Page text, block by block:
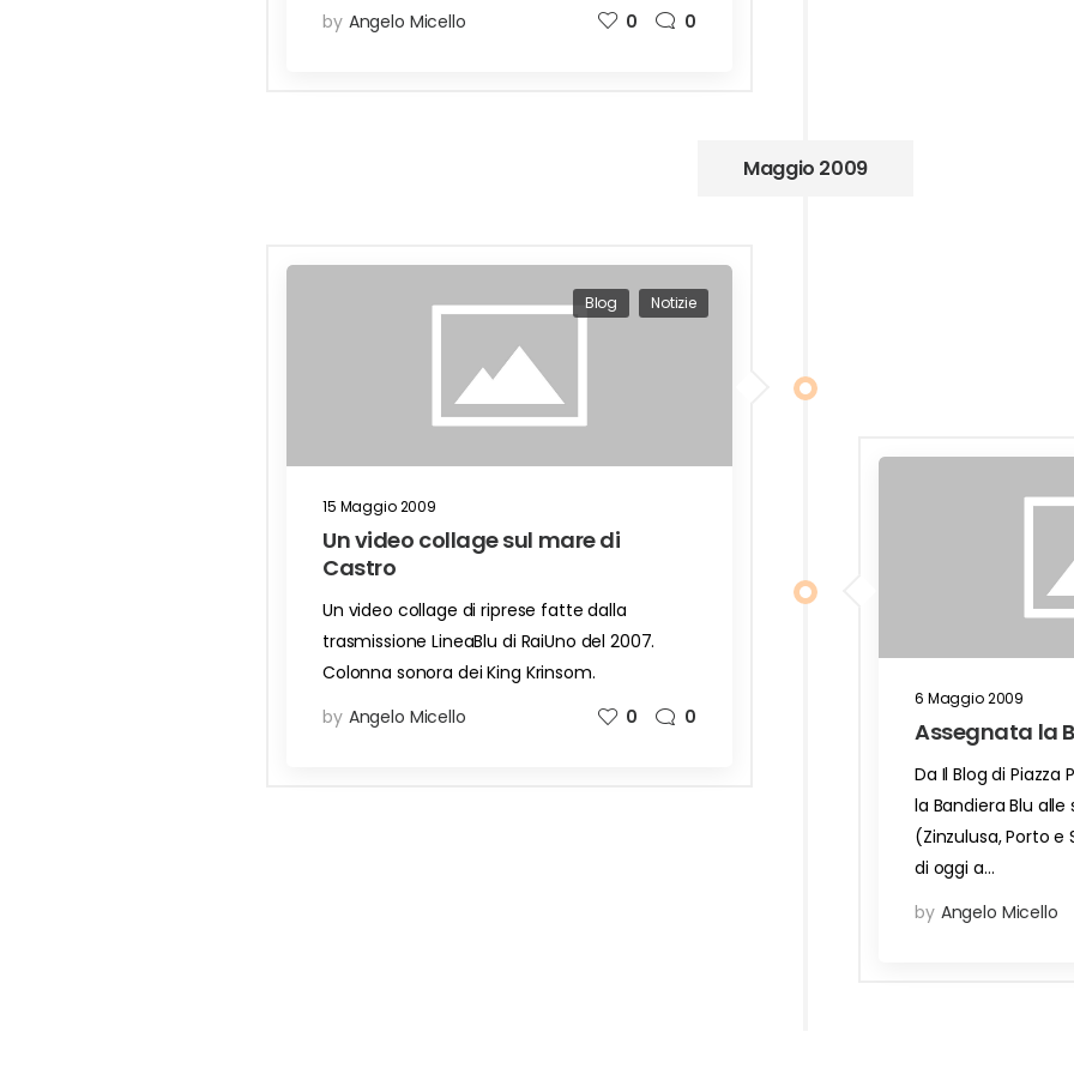
by Angelo Micello 0 0
Maggio 2009
15 Maggio 2009
Blog Notizie
Un video collage sul mare di
Castro
Un video collage di riprese fatte dalla
trasmissione LineaBlu di RaiUno del 2007.
Colonna sonora dei King Krinsom.
by Angelo Micello 0 0
6 Maggio 2009
Assegnata la
Da Il Blog di
la Bandiera Blu
(Zinzulusa, Porto
di oggi a…
by Angelo Micello